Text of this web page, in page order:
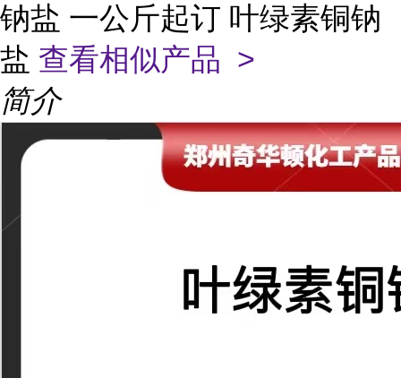
钠盐 一公斤起订 叶绿素铜钠
盐 查看相似产品 >
简介